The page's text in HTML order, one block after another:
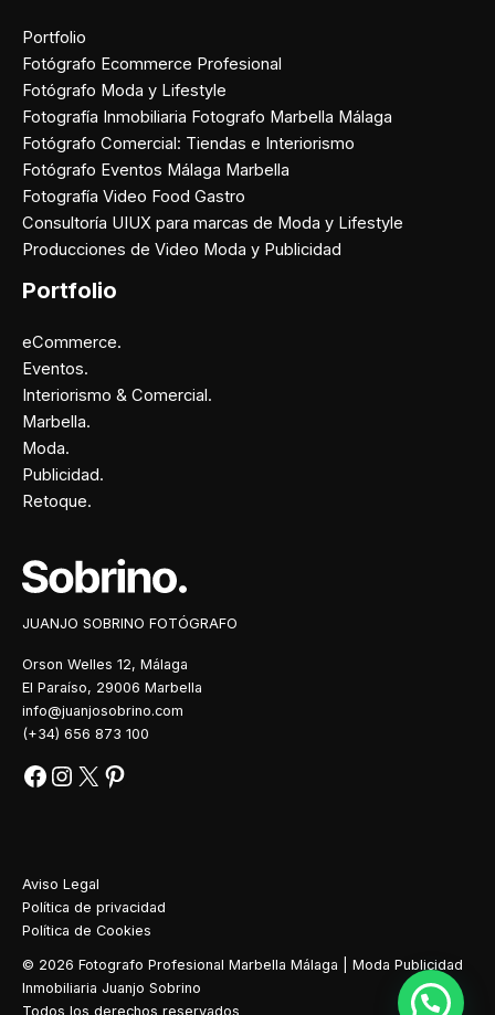
Portfolio
Fotógrafo Ecommerce Profesional
Fotógrafo Moda y Lifestyle
Fotografía Inmobiliaria Fotografo Marbella Málaga
Fotógrafo Comercial: Tiendas e Interiorismo
Fotógrafo Eventos Málaga Marbella
Fotografía Video Food Gastro
Consultoría UIUX para marcas de Moda y Lifestyle
Producciones de Video Moda y Publicidad
Portfolio
eCommerce.
Eventos.
Interiorismo & Comercial.
Marbella.
Moda.
Publicidad.
Retoque.
JUANJO SOBRINO FOTÓGRAFO
Orson Welles 12, Málaga
El Paraíso, 29006 Marbella
info@juanjosobrino.com
(+34) 656 873 100
Aviso Legal
Política de privacidad
Política de Cookies
© 2026 Fotografo Profesional Marbella Málaga | Moda Publicidad
Inmobiliaria Juanjo Sobrino
Todos los derechos reservados